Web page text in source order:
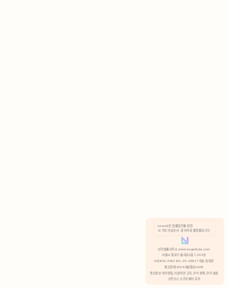
분석 쿠키 허용
Lawvot은 법률업무를 위한
AI 기반 자료조사 · 문서작성 플랫폼입니다.
안국법률사무소 www.anguklaw.com
서울시 종로구 율곡로2길 7, 304호
02)3210-3330 105-05-48527 대표 정희찬
통신판매 2024서울종로0248
개인정보 처리방침, 이용약관 고지, 쿠키 정책, 쿠키 설정
오픈소스 소프트웨어 공지